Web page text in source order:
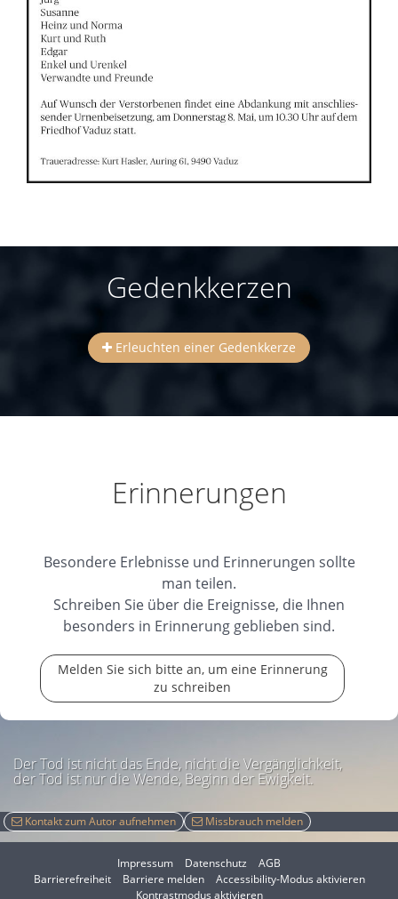
Gedenkkerzen
Erleuchten einer Gedenkkerze
Erinnerungen
Besondere Erlebnisse und Erinnerungen sollte
man teilen.
Schreiben Sie über die Ereignisse, die Ihnen
besonders in Erinnerung geblieben sind.
Melden Sie sich bitte an, um eine Erinnerung
zu schreiben
Der Tod ist nicht das Ende, nicht die Vergänglichkeit,
der Tod ist nur die Wende, Beginn der Ewigkeit.
Kontakt zum Autor aufnehmen Missbrauch melden
Impressum Datenschutz
AGB
Barrierefreiheit
Barriere melden
I
m
Accessibility-Modus aktivieren
IKontrastmodus aktivieren